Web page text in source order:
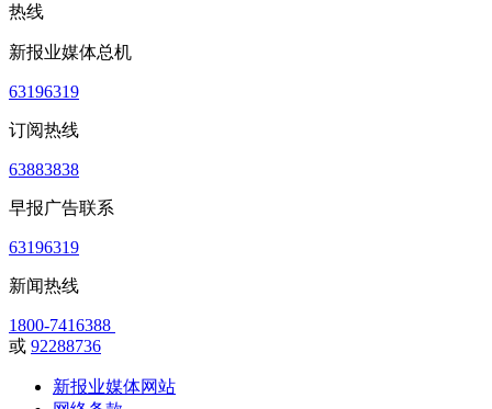
热线
新报业媒体总机
63196319
订阅热线
63883838
早报广告联系
63196319
新闻热线
1800-7416388
或 92288736
新报业媒体网站